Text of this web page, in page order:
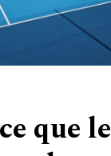
que le